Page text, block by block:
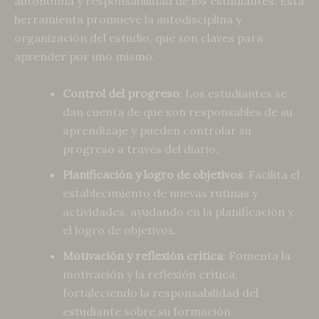
herramienta promueve la autodisciplina y
organización del estudio, que son claves para
aprender por uno mismo.
Control del progreso: Los estudiantes se
dan cuenta de que son responsables de su
aprendizaje y pueden controlar su
progreso a través del diario.
Planificación y logro de objetivos: Facilita el
establecimiento de nuevas rutinas y
actividades, ayudando en la planificación y
el logro de objetivos.
Motivación y reflexión crítica: Fomenta la
motivación y la reflexión crítica,
fortaleciendo la responsabilidad del
estudiante sobre su formación.